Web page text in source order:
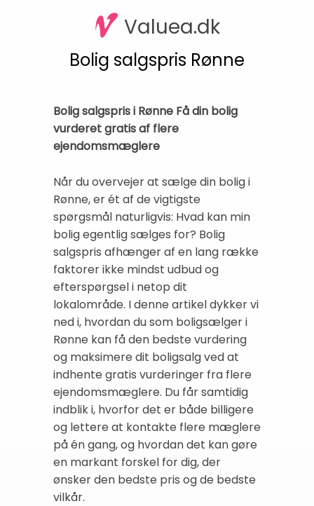
Valuea.dk
Bolig salgspris Rønne
Bolig salgspris i Rønne Få din bolig
vurderet gratis af flere
ejendomsmæglere
Når du overvejer at sælge din bolig i
Rønne, er ét af de vigtigste
spørgsmål naturligvis: Hvad kan min
bolig egentlig sælges for? Bolig
salgspris afhænger af en lang række
faktorer ikke mindst udbud og
efterspørgsel i netop dit
lokalområde. I denne artikel dykker vi
ned i, hvordan du som boligsælger i
Rønne kan få den bedste vurdering
og maksimere dit boligsalg ved at
indhente gratis vurderinger fra flere
ejendomsmæglere. Du får samtidig
indblik i, hvorfor det er både billigere
og lettere at kontakte flere mæglere
på én gang, og hvordan det kan gøre
en markant forskel for dig, der
ønsker den bedste pris og de bedste
vilkår.